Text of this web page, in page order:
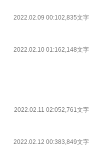
2022.02.09 00:102,835文字
2022.02.10 01:162,148文字
2022.02.11 02:052,761文字
2022.02.12 00:383,849文字